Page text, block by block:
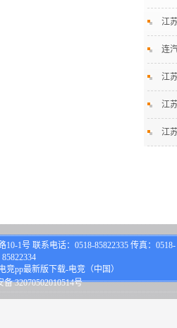
江
连
江
江
江
1号 联系电话：0518-85822335 传真：0518-
85822334
竞pp最新版下载-电竞（中国）
32070502010514号